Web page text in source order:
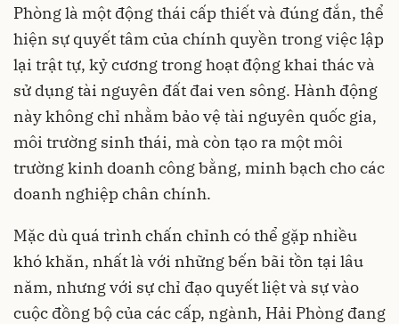
Phòng là một động thái cấp thiết và đúng đắn, thể
hiện sự quyết tâm của chính quyền trong việc lập
lại trật tự, kỷ cương trong hoạt động khai thác và
sử dụng tài nguyên đất đai ven sông. Hành động
này không chỉ nhằm bảo vệ tài nguyên quốc gia,
môi trường sinh thái, mà còn tạo ra một môi
trường kinh doanh công bằng, minh bạch cho các
doanh nghiệp chân chính.
Mặc dù quá trình chấn chỉnh có thể gặp nhiều
khó khăn, nhất là với những bến bãi tồn tại lâu
năm, nhưng với sự chỉ đạo quyết liệt và sự vào
cuộc đồng bộ của các cấp, ngành, Hải Phòng đang